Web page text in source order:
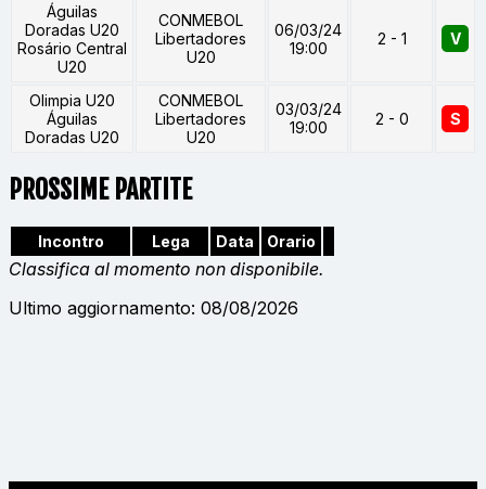
Águilas
Doradas U20
Rosário Central
U20
CONMEBOL
Libertadores
U20
06/03/24
19:00
2 - 1 V
Olimpia U20
Águilas
Doradas U20
CONMEBOL
Libertadores
U20
03/03/24
19:00
2 - 0 S
PROSSIME PARTITE
Incontro Lega Data Orario
Classifica al momento non disponibile.
Ultimo aggiornamento: 08/08/2026